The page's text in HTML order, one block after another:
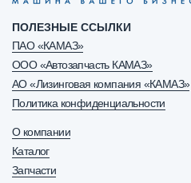
ПОЛЕЗНЫЕ ССЫЛКИ
ПАО «КАМАЗ»
ООО «Автозапчасть КАМАЗ»
АО «Лизинговая компания «КАМАЗ»
Политика конфиденциальности
О компании
Каталог
Запчасти